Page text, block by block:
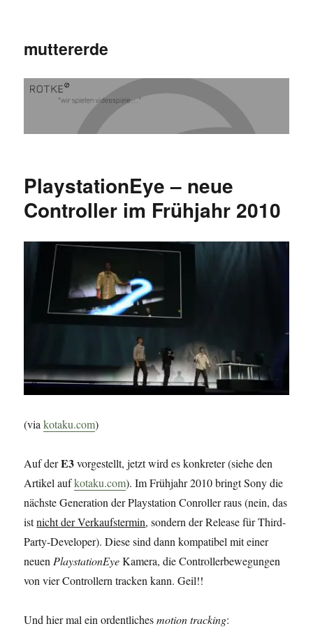
muttererde
PlaystationEye – neue
Controller im Frühjahr 2010
(viakotaku.com)
Auf derE3vorgestellt, jetzt wird es konkreter (siehe den
Artikel aufkotaku.com). Im Frühjahr 2010 bringt Sony die
nächste Generation der Playstation Conroller raus (nein, das
istnicht der Verkaufstermin, sondern der Release für Third-
Party-Developer). Diese sind dann kompatibel mit einer
neuen PlaystationEyeKamera, die Controllerbewegungen
von vier Controllern tracken kann. Geil!!
Und hier mal ein ordentlichesmotion tracking: